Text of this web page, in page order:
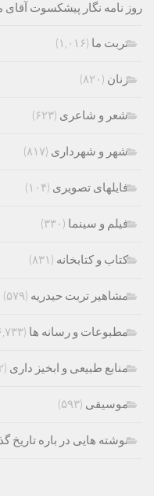
روز نامه نگار پیشکسوت
تربت ما (۱,۰۱۶)
زنان (۸۲۰)
شعر و شاعری (۶۲۳)
شهر و شهرداری (۸۱۷)
فایلهای تصویری (۱۰۴)
فیلم و سینما (۳۳۰)
کتاب و کتابخانه (۸۳۱)
مشاهیر تربت حیدریه (۵۷۹)
مطبوعات و رسانه ها (۶,۷۳۳)
منابع طبیعی و ابخیز داری (۹۲)
موسیقی (۵۹۳)
نوشته هایی در باره تاریخ